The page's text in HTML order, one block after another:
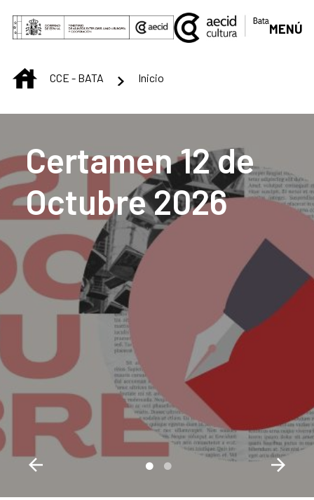
Skip to Main Content
MENÚ
INICIOCCE - BATA Inicio
Certamen 12 de
Octubre 2026